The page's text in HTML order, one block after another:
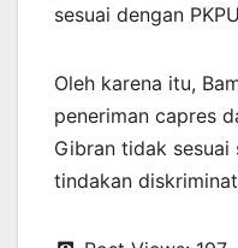
sesuai dengan
Oleh karena itu,
peneriman capres
Gibran tidak sesuai
tindakan